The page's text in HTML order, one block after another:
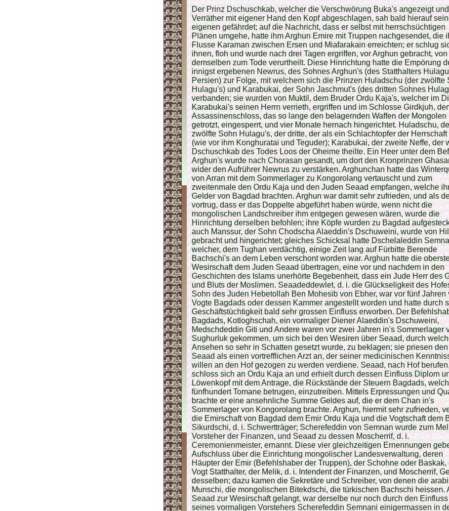
Der Prinz Dschuschkab, welcher die Verschwörung Buka's angezeigt
Verräther mit eigener Hand den Kopf abgeschlagen, sah bald hierauf
eigenen gefährdet; auf die Nachricht, dass er selbst mit herrschsüchtigen
Plänen umgehe, hatte ihm Arghun Emire mit Truppen nachgesendet, die
Flusse Karaman zwischen Ersen und Miafarakain erreichten; er schlug
ihnen, floh und wurde nach drei Tagen ergriffen, vor Arghun gebracht, von
demselben zum Tode verurtheilt. Diese Hinrichtung hatte die Empörung
innigst ergebenen Newrus, des Sohnes Arghun's (des Statthalters
Persien) zur Folge, mit welchem sich die Prinzen Huladschu (der zwölfte
Hulagu's) und Karabukai, der Sohn Jaschmut's (des dritten Sohnes
verbanden; sie wurden von Muktil, dem Bruder Ordu Kaja's, welcher im
Karabukai's seinen Herrn verrieth, ergriffen und im Schlosse Girdkjuh,
Assassinenschloss, das so lange den belagernden Waffen der Mongolen
getrotzt, eingesperrt, und vier Monate hernach hingerichtet. Huladschu,
zwölfte Sohn Hulagu's, der dritte, der als ein Schlachtopfer der Herrschaft
(wie vor ihm Konghuratai und Teguder); Karabukai, der zweite Neffe, der
Dschuschkab des Todes Loos der Oheime theilte. Ein Heer unter dem
Arghun's wurde nach Chorasan gesandt, um dort den Kronprinzen
wider den Aufrührer Newrus zu verstärken. Arghunchan hatte das
von Arran mit dem Sommerlager zu Kongorolang vertauscht und zum
zweitenmale den Ordu Kaja und den Juden Seaad empfangen, welche
Gelder von Bagdad brachten. Arghun war damit sehr zufrieden, und als
vortrug, dass er das Doppelte abgeführt haben würde, wenn nicht die
mongolischen Landschreiber ihm entgegen gewesen wären, wurde die
Hinrichtung derselben befohlen; ihre Köpfe wurden zu Bagdad
auch Manssur, der Sohn Chodscha Alaeddin's Dschuweini, wurde von
gebracht und hingerichtet; gleiches Schicksal hatte Dschelaleddin
welcher, dem Tughan verdächtig, einige Zeit lang auf Fürbitte Berende
Bachschi's an dem Leben verschont worden war. Arghun hatte die
Wesirschaft dem Juden Seaad übertragen, eine vor und nachdem in den
Geschichten des Islams unerhörte Begebenheit, dass ein Jude Herr des
und Bluts der Moslimen. Seaadeddewlet, d. i. die Glückseligkeit des
Sohn des Juden Hebetollah Ben Mohesib von Ebher, war vor fünf Jahren
Vogte Bagdads oder dessen Kammer angestellt worden und hatte durch
Geschäftstüchtigkeit bald sehr grossen Einfluss erworben. Der
Bagdads, Kotloghschah, ein vormaliger Diener Alaeddin's Dschuweini,
Medschdeddin Giti und Andere waren vor zwei Jahren in's Sommerlager
Sughurluk gekommen, um sich bei den Wesiren über Seaad, durch
Ansehen so sehr in Schatten gesetzt wurde, zu beklagen; sie priesen den
Seaad als einen vortrefflichen Arzt an, der seiner medicinischen
willen an den Hof gezogen zu werden verdiene. Seaad, nach Hof
schloss sich an Ordu Kaja an und erhielt durch dessen Einfluss Diplom
Löwenkopf mit dem Antrage, die Rückstände der Steuern Bagdads,
fünfhundert Tomane betrugen, einzutreiben. Mittels Erpressungen und
brachte er eine ansehnliche Summe Geldes auf, die er dem Chan in's
Sommerlager von Kongorolang brachte. Arghun, hiermit sehr zufrieden,
die Emirschaft von Bagdad dem Emir Ordu Kaja und die Vogtschaft dem
Sikurdschi, d. i. Schwertträger; Scherefeddin von Semnan wurde zum
Vorsteher der Finanzen, und Seaad zu dessen Moscherrif, d. i.
Ceremonienmeister, ernannt. Diese vier gleichzeitigen Ernennungen
Aufschluss über die Einrichtung mongolischer Landesverwaltung, deren
Häupter der Emir (Befehlshaber der Truppen), der Schohne oder Baskak,
Vogt Statthalter, der Melik, d. i. Intendent der Finanzen, und Moscherrif,
desselben; dazu kamen die Sekretäre und Schreiber, von denen die
Munschi, die mongolischen Bitekdschi, die türkischen Bachschi heissen.
Seaad zur Wesirschaft gelangt, war derselbe nur noch durch den Einfluss
seines vormaligen Vorstehers Scherefeddin Semnani einigermassen in